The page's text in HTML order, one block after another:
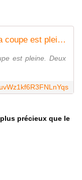
Claire Séverac / Sylvie Simon - La coupe est pleine
est pleine. Deux
précieux que le